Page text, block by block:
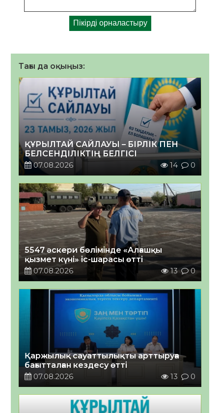
Тағы да оқыңыз:
ҚҰРЫЛТАЙ САЙЛАУЫ – БІРЛІК ПЕН
БЕЛСЕНДІЛІКТІҢ БЕЛГІСІ
07.08.2026
14 0
5547 әскери бөлімінде «Алғашқы
қызмет күні» іс-шарасы өтті
07.08.2026
13 0
Қаржылық сауаттылықты арттыруға
бағытталған кездесу өтті
07.08.2026
13 0